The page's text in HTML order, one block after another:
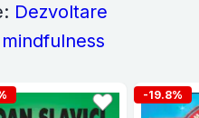
Dezvoltare
-19.8%